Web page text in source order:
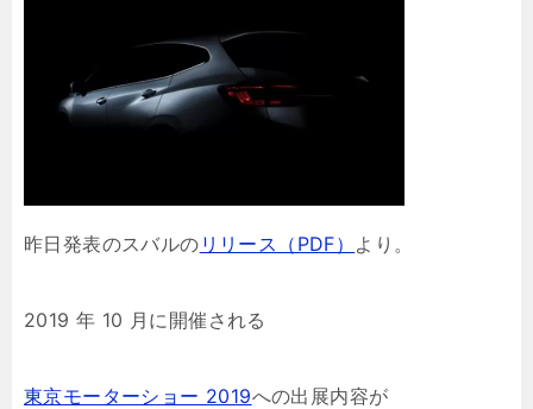
昨日発表のスバルの リリース（PDF） より。
2019 年 10 月に開催される
東京モーターショー 2019への出展内容が